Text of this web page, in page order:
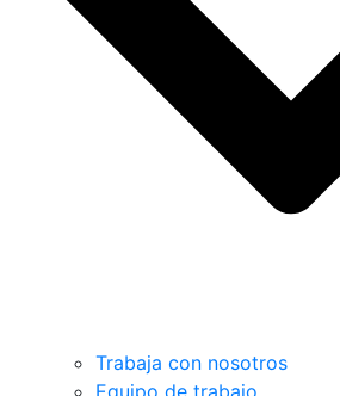
Trabaja con nosotros
Equipo de trabajo